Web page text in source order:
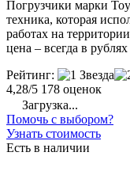
Погрузчики марки
техника, которая
работах на
цена – всегда в
Рейтинг:
4,28/5 178 оценок
Загрузка...
Помочь с выбором?
Узнать стоимость
Есть в наличии